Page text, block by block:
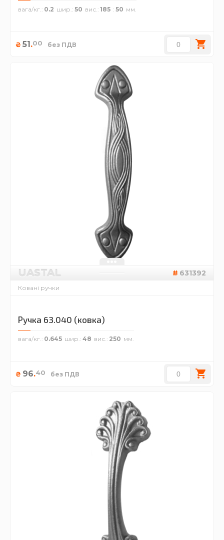
вага/кг. 0.2 шир. 50 вис. 185 50
₴ 51.00 без ПДВ
UASTAL 631392
Ковані ручки
Ручка 63.040 (ковка)
вага/кг. 0.645 шир. 48 вис. 250
₴ 96.40 без ПДВ